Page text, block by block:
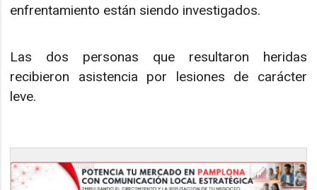
enfrentamiento están siendo investigados.
Las dos personas que resultaron heridas
recibieron asistencia por lesiones de carácter
leve.